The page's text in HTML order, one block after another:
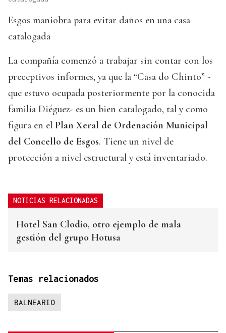
Esgos maniobra para evitar daños en una casa
catalogada
La compañía comenzó a trabajar sin contar con los
preceptivos informes, ya que la “Casa do Chinto” -
que estuvo ocupada posteriormente por la conocida
familia Diéguez- es un bien catalogado, tal y como
figura en el Plan Xeral de Ordenación Municipal
del Concello de Esgos. Tiene un nivel de
protección a nivel estructural y está inventariado.
NOTICIAS RELACIONADAS
Hotel San Clodio, otro ejemplo de mala
gestión del grupo Hotusa
Temas relacionados
BALNEARIO